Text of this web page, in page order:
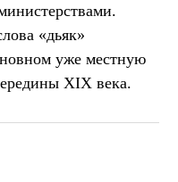
«дьяк»
уже местную
XIX века.